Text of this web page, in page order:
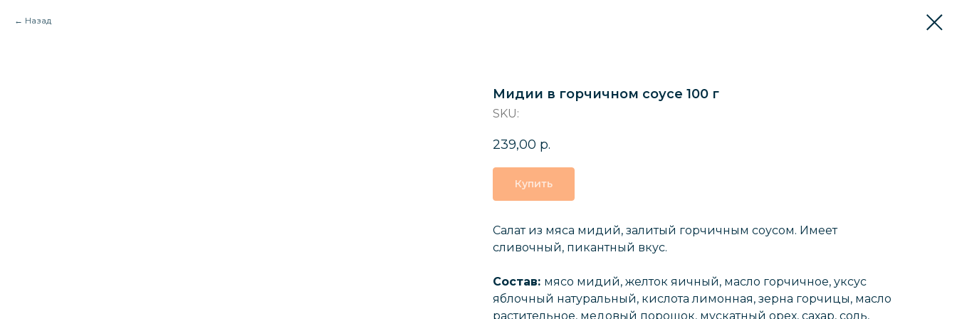
Назад
Мидии в горчичном соусе 100 г
SKU:
239,00 р.
Купить
Салат из мяса мидий, залитый горчичным соусом. Имеет
сливочный, пикантный вкус.
Состав: мясо мидий, желток яичный, масло горчичное, уксус
яблочный натуральный, кислота лимонная, зерна горчицы, масло
растительное, медовый порошок, мускатный орех, сахар, соль,